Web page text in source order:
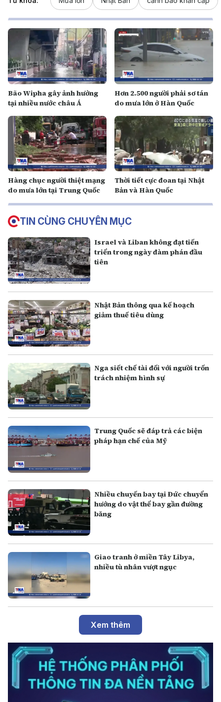
Bão Wipha gây ảnh hưởng
tại nhiều nước châu Á
Hơn 2.500 người phải sơ tán
do mưa lớn ở Hàn Quốc
Hàng chục người thiệt mạng
do mưa lớn tại Trung Quốc
Thời tiết cực đoan tại Nhật
Bản và Hàn Quốc
TIN CÙNG CHUYÊN MỤC
Israel và Liban không đạt tiến
triển trong ngày đàm phán đầu
tiên
Nhật Bản thông qua kế hoạch
giảm thuế tiêu dùng
Nga siết chế tài đối với người trốn
trách nhiệm hình sự
Trung Quốc sẽ đáp trả các biện
pháp hạn chế của Mỹ
Nhiều chuyến bay tại Đức chuyển
hướng do vật thể bay gần đường
băng
Giao tranh ở miền Tây Libya,
nhiều tù nhân vượt ngục
Xem thêm